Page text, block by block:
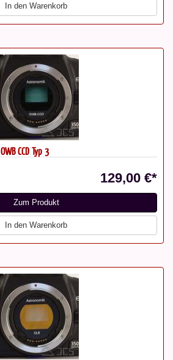
In den Warenkorb
CCD Typ 3
129,00 €*
Zum Produkt
In den Warenkorb